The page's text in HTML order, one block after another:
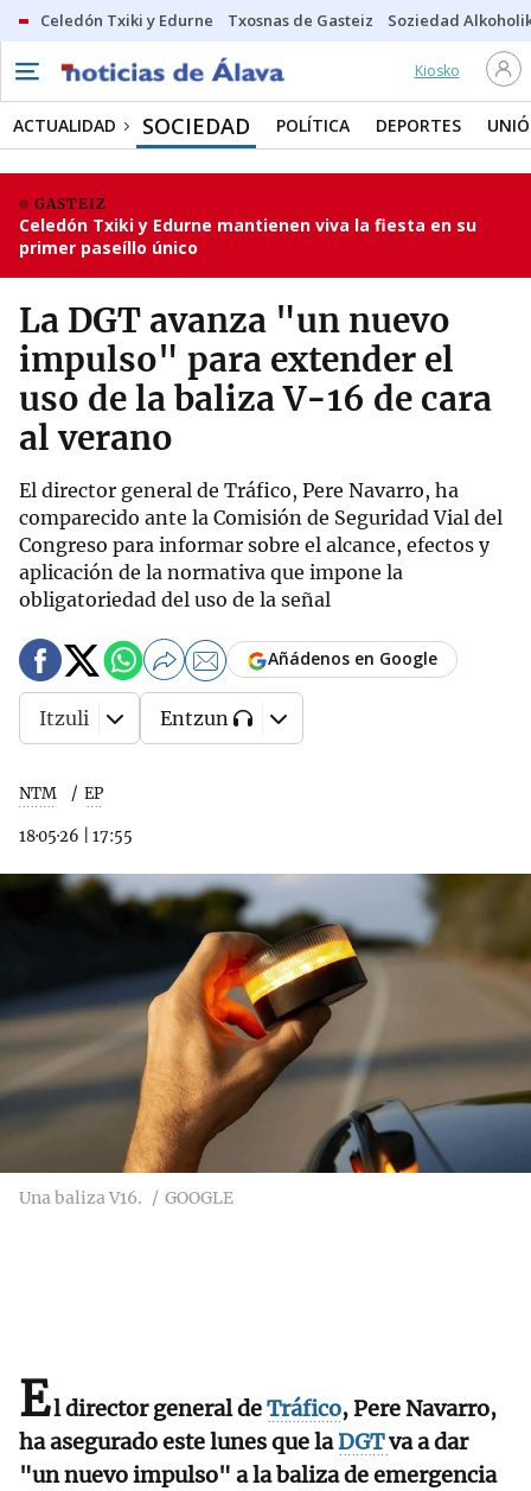
Celedón Txiki y Edurne Txosnas de Gasteiz Soziedad
Kiosko
ACTUALIDAD SOCIEDAD POLÍTICA DEPORTES
GASTEIZ
Celedón Txiki y Edurne mantienen viva la fiesta en su
primer paseíllo único
La DGT avanza "un nuevo
impulso" para extender el
uso de la baliza V-16 de cara
al verano
El director general de Tráfico, Pere Navarro, ha
comparecido ante la Comisión de Seguridad Vial del
Congreso para informar sobre el alcance, efectos y
aplicación de la normativa que impone la
obligatoriedad del uso de la señal
NTM EP
18·05·26 17:55
Añádenos en Google
Itzuli Entzun
Una baliza V16. GOOGLE
El director general deTráfico, Pere Navarro,
ha asegurado este lunes que laDGTva a dar
"un nuevo impulso" a la baliza de emergencia